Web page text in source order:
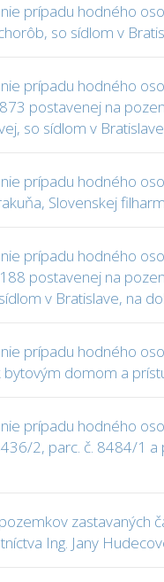
prípadu hodného
so sídlom v
prípadu hodného
postavenej na
so sídlom v Bratislave
prípadu hodného
Slovenskej
prípadu hodného
postavenej na
sídlom v Bratislave, na
prípadu hodného
bytovým domom a
prípadu hodného
2, parc. č. 8484/1 a
zastavaných
Ing. Jany